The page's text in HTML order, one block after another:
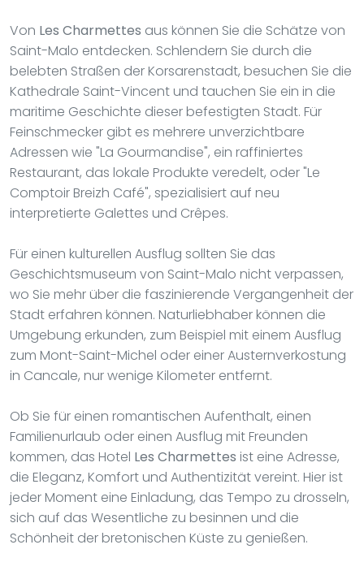
Von Les Charmettes aus können Sie die Schätze von
Saint-Malo entdecken. Schlendern Sie durch die
belebten Straßen der Korsarenstadt, besuchen Sie die
Kathedrale Saint-Vincent und tauchen Sie ein in die
maritime Geschichte dieser befestigten Stadt. Für
Feinschmecker gibt es mehrere unverzichtbare
Adressen wie "La Gourmandise", ein raffiniertes
Restaurant, das lokale Produkte veredelt, oder "Le
Comptoir Breizh Café", spezialisiert auf neu
interpretierte Galettes und Crêpes.
Für einen kulturellen Ausflug sollten Sie das
Geschichtsmuseum von Saint-Malo nicht verpassen,
wo Sie mehr über die faszinierende Vergangenheit der
Stadt erfahren können. Naturliebhaber können die
Umgebung erkunden, zum Beispiel mit einem Ausflug
zum Mont-Saint-Michel oder einer Austernverkostung
in Cancale, nur wenige Kilometer entfernt.
Ob Sie für einen romantischen Aufenthalt, einen
Familienurlaub oder einen Ausflug mit Freunden
kommen, das Hotel Les Charmettes ist eine Adresse,
die Eleganz, Komfort und Authentizität vereint. Hier ist
jeder Moment eine Einladung, das Tempo zu drosseln,
sich auf das Wesentliche zu besinnen und die
Schönheit der bretonischen Küste zu genießen.